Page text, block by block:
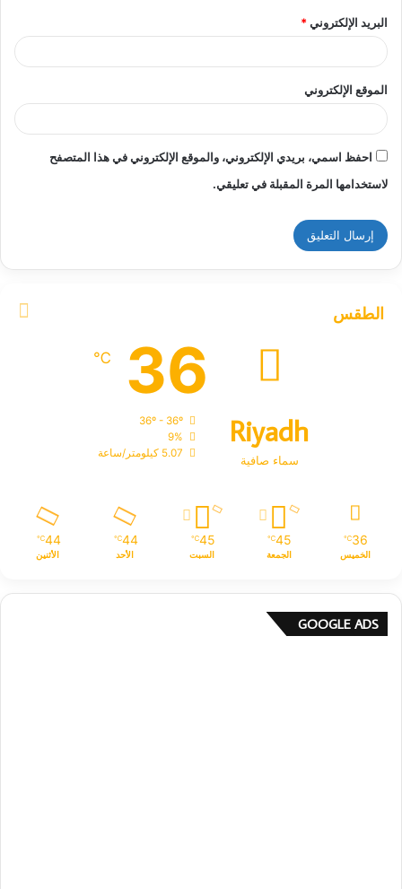
البريد الإلكتروني*
الموقع الإلكتروني
احفظ اسمي، بريدي الإلكتروني، والموقع الإلكتروني في هذا المتصفح
لاستخدامها المرة المقبلة في تعليقي.
الطقس
Riyadh
سماء صافية
36
℃
9%
5.07 كيلومتر/ساعة
36
℃
الخميس
45
℃
الجمعة
45
℃
السبت
44
℃
الأحد
44
℃
الأثنين
GOOGLE ADS